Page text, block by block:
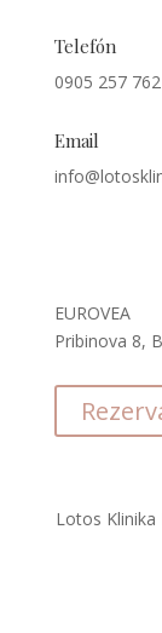
Telefón
0905 257 762
Email
EUROVEA
Pribinova 8,
Lotos